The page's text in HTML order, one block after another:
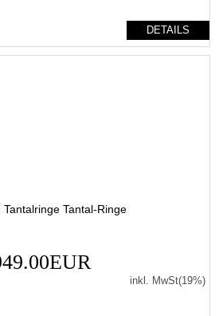
DETAILS
Tantalringe Tantal-Ringe
inkl. MwSt(19%)